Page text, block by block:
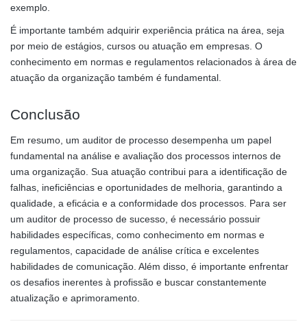
exemplo.
É importante também adquirir experiência prática na área, seja
por meio de estágios, cursos ou atuação em empresas. O
conhecimento em normas e regulamentos relacionados à área de
atuação da organização também é fundamental.
Conclusão
Em resumo, um auditor de processo desempenha um papel
fundamental na análise e avaliação dos processos internos de
uma organização. Sua atuação contribui para a identificação de
falhas, ineficiências e oportunidades de melhoria, garantindo a
qualidade, a eficácia e a conformidade dos processos. Para ser
um auditor de processo de sucesso, é necessário possuir
habilidades específicas, como conhecimento em normas e
regulamentos, capacidade de análise crítica e excelentes
habilidades de comunicação. Além disso, é importante enfrentar
os desafios inerentes à profissão e buscar constantemente
atualização e aprimoramento.